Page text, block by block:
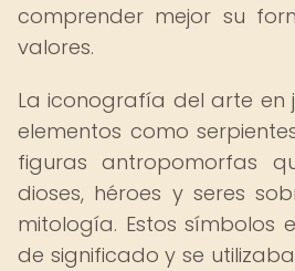
comprender mejor su
valores.
La iconografía del arte en
elementos como
figuras antropomorfas
dioses, héroes y seres
mitología. Estos símbolos
de significado y se